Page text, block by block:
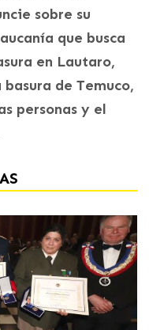
sobre su
que busca
en Lautaro,
de Temuco,
personas y el